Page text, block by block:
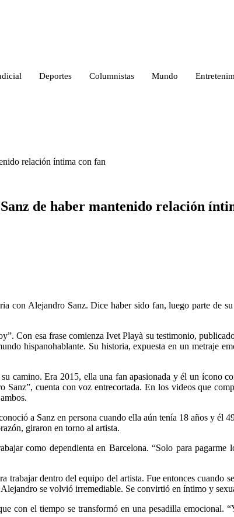
Deportes Columnistas Mundo
relación íntima con fan
de haber mantenido relación
con Alejandro Sanz. Dice haber sido fan, luego parte
Con esa frase comienza Ivet Playà su testimonio,
hispanohablante. Su historia, expuesta en un metraje
camino. Era 2015, ella una fan apasionada y él un ícono
cuenta con voz entrecortada. En los videos que
a Sanz en persona cuando ella aún tenía 18 años y él
giraron en torno al artista.
como dependienta en Barcelona. “Solo para
trabajar dentro del equipo del artista. Fue entonces
se volvió irremediable. Se convirtió en íntimo y
con el tiempo se transformó en una pesadilla